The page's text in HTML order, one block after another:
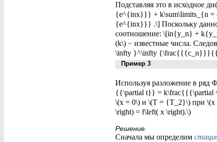
Подставляя это в исходное
{e^{inx}}} + k\sum\limits_{n
{e^{inx}}} .\] Поскольку
соотношение: \[in{y_n} +
(k\) − известные числа.
\infty }^\infty
Пример 3
Используя разложение в ряд
{{\partial t}} = k\frac{{{\partial
\(x = 0\) и \(T = {T_2}\) при \(x
\right) = f\left( x \right).\)
Решение.
Сначала мы определим